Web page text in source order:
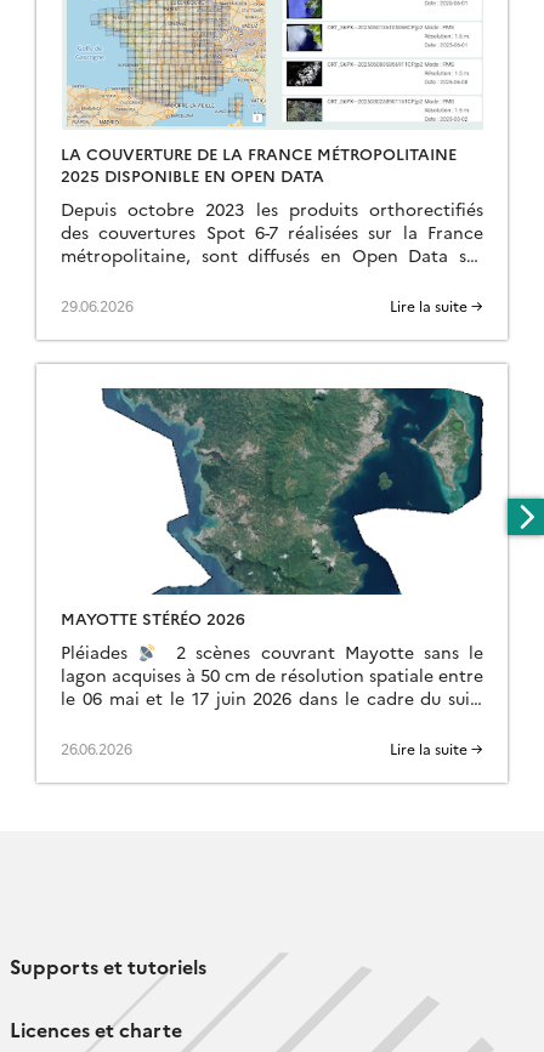
LA COUVERTURE DE LA FRANCE MÉTROPOLITAINE
2025 DISPONIBLE EN OPEN DATA
Depuis octobre 2023 les produits orthorectifiés
des couvertures Spot 6-7 réalisées sur la France
métropolitaine, sont diffusés en Open Data sur
expérimentation portée par DINAMIS avec le
29.06.2026 Lire la suite →
MAYOTTE STÉRÉO 2026
Pléiades
2 scènes couvrant Mayotte sans le
lagon acquises à 50 cm de résolution spatiale entre
le 06 mai et le 17 juin 2026 dans le cadre du suivi
26.06.2026 Lire la suite →
Supports et tutoriels
Licences et charte